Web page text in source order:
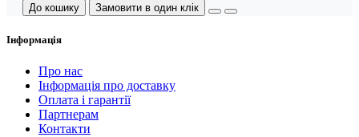
До кошику Замовити в один клік
Інформація
Про нас
Інформація про доставку
Оплата і гарантії
Партнерам
Контакти